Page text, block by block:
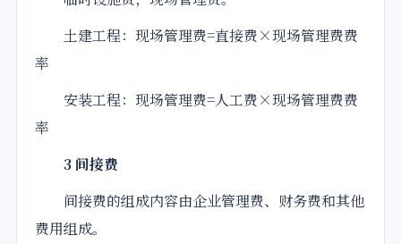
土建工程：现场管理费=直接费×现场管理费费
率
安装工程：现场管理费=人工费×现场管理费费
率
3 间接费
间接费的组成内容由企业管理费、财务费和其他
费用组成。